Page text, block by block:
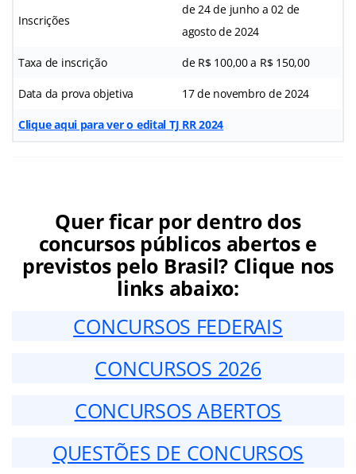
Inscrições
de 24 de junho a 02 de
agosto de 2024
Taxa de inscrição de R$ 100,00 a R$ 150,00
Data da prova objetiva 17 de novembro de 2024
Clique aqui para ver o edital TJ RR 2024
Quer ficar por dentro dos
concursos públicos abertos e
previstos pelo Brasil? Clique nos
links abaixo:
CONCURSOS FEDERAIS
CONCURSOS 2026
CONCURSOS ABERTOS
QUESTÕES DE CONCURSOS